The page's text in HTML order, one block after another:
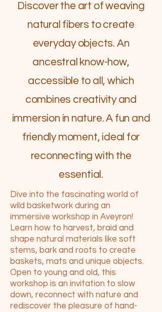
Discover the art of weaving
natural fibers to create
everyday objects. An
ancestral know-how,
accessible to all, which
combines creativity and
immersion in nature. A fun and
friendly moment, ideal for
reconnecting with the
essential.
Dive into the fascinating world of
wild basketwork during an
immersive workshop in Aveyron!
Learn how to harvest, braid and
shape natural materials like soft
stems, bark and roots to create
baskets, mats and unique objects.
Open to young and old, this
workshop is an invitation to slow
down, reconnect with nature and
rediscover the pleasure of hand-